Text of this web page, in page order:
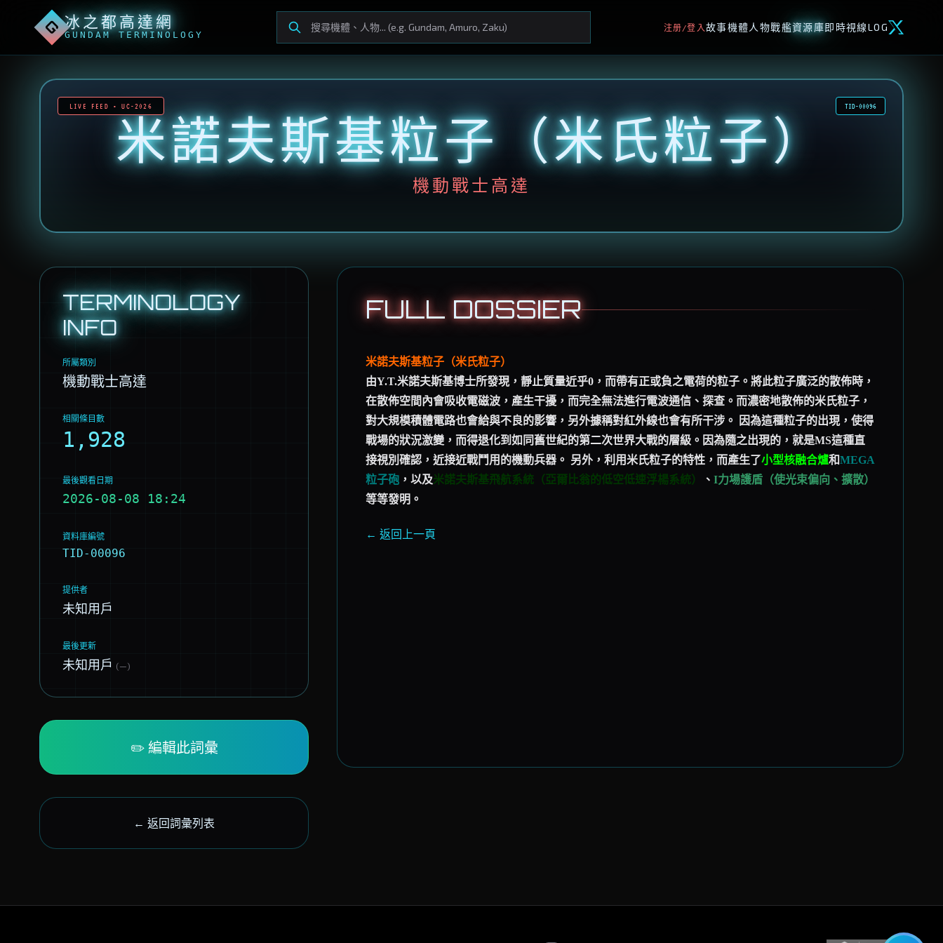
G冰之都高達網
GUNDAM TERMINOLOGY
注册/登入 故事機體人物戰艦資源庫即時視線LOG
LIVE FEED • UC-2026 TID-00096
米諾夫斯基粒子（米氏粒子）
機動戰士高達
TERMINOLOGY
INFO
所屬類別
機動戰士高達
相關條目數
1,928
最後觀看日期
2026-08-08 18:24
資料庫編號
TID-00096
提供者
未知用戶
最後更新
未知用戶 (—)
✏️ 編輯此詞彙
← 返回詞彙列表
FULL DOSSIER
米諾夫斯基粒子（米氏粒子）
由Y.T.米諾夫斯基博士所發現，靜止質量近乎0，而帶有正或負之電荷的粒子。將此粒子廣泛的散佈時，
在散佈空間內會吸收電磁波，產生干擾，而完全無法進行電波通信、探查。而濃密地散佈的米氏粒子，
對大規模積體電路也會給與不良的影響，另外據稱對紅外線也會有所干涉。 因為這種粒子的出現，使得
戰場的狀況激變，而得退化到如同舊世紀的第二次世界大戰的層級。因為隨之出現的，就是MS這種直
接視別確認，近接近戰鬥用的機動兵器。 另外，利用米氏粒子的特性，而產生了小型核融合爐和MEGA
粒子砲 ，以及米諾夫斯基飛航系統（亞爾比翁的低空低速浮楊系統） 、 I力場護盾（使光束偏向、擴散）
等等發明。
← 返回上一頁